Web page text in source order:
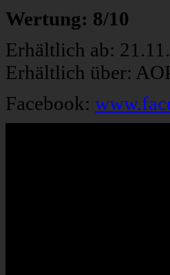
Wertung: 8/10
Erhältlich ab:
Erhältlich über:
Facebook: